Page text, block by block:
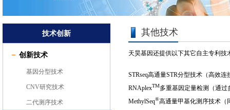
技术创新
创新技术
基因分型技术
CNV研究技术
二代测序技术
其他技术
天昊基因还提供以下其它自主专利技
STRseq高通量STR分型技术（高效
RNAplexTM多重基因定量检测（通过
MethylSeq®高通量甲基化测序技术（